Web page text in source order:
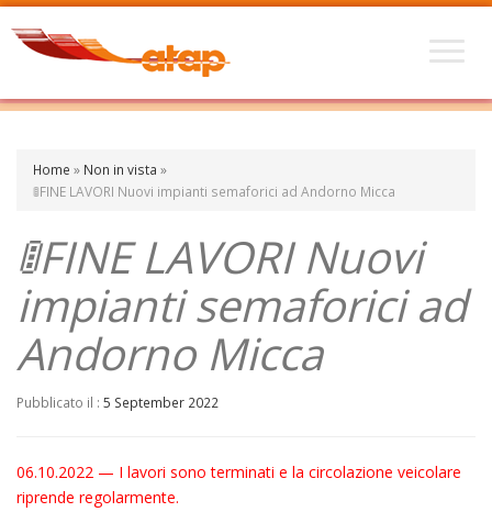
Home » Non in vista »
🚦FINE LAVORI Nuovi impianti semaforici ad Andorno Micca
🚦FINE LAVORI Nuovi
impianti semaforici ad
Andorno Micca
Pubblicato il : 5 September 2022
06.10.2022 — I lavori sono terminati e la circolazione veicolare
riprende regolarmente.